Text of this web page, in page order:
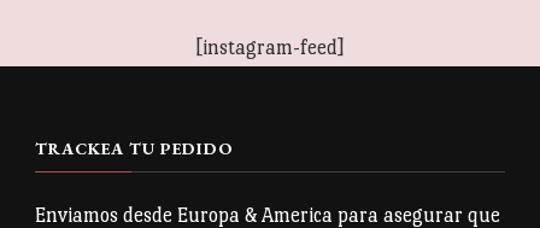
variantes.
se
pueden
[instagram-feed]
TRACKEA TU PEDIDO
Enviamos desde Europa & America para asegurar que